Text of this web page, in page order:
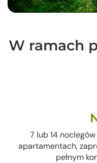
W ramach
7 lub 14
apartamentach,
pełnym